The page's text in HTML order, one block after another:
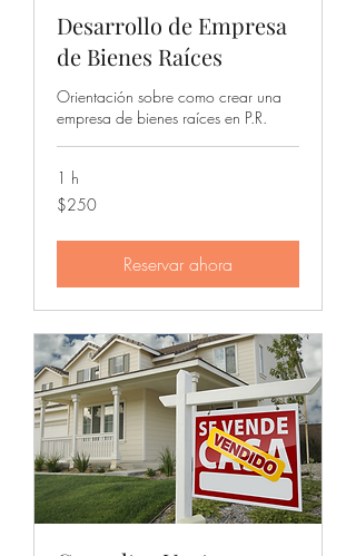
Desarrollo de Empresa
de Bienes Raíces
Orientación sobre como crear una
empresa de bienes raíces en P.R.
1 h
250
dólares
$250
Reservar ahora